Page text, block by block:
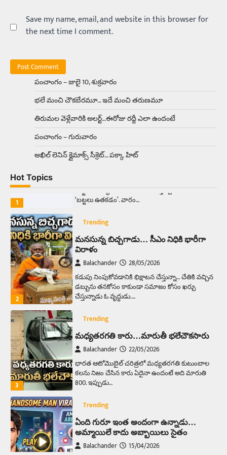
Save my name, email, and website in this browser for
the next time I comment.
పంచాంగం – జులై 10, శుక్రవారం
భలే మంచి చౌకబేరమూ… ఇదే మంచి తరుణమూ
తిరుమల వెళ్లేవారికి అలర్ట్‌…ఈరోజు రద్దీ ఎలా ఉందంటే
పంచాంగం – గురువారం
అఖిల్‌ లెనిన్ క్లైమాక్స్‌ సీక్రెట్‌… పక్కా హిట్‌
Hot Topics
అందంగా ఉంటారనే నానుడి…
Balachander
ఉత్తర ప్రదేశ్‌లోని ఝాన్సీ జిల్లాలో ఒక వింతైన రోడ్డు
ప్రమాదం చోటుచేసుకుంది. ఝాన్సీ–కాన్పూర్ జాతీయ
రహదారిపై వేల సంఖ్యలో బీరు…
1
Trending
అక్కడ ఆదివారం బట్టలు ఉతికితే…జైలుకే
సాఫ్ట్‌వేర్ ఉద్యోగి వరకు అందరికీ గుర్తొచ్చే మొదటి పని
‘బట్టలు ఉతకడం’. వారం…
2
Trending
మనసున్న బిచ్చగాడు… సీఎం నిధికి భారీగా
విరాళం
Balachander 28/05/2026
కడుపు నింపుకోవడానికి భిక్షాటన చేస్తున్నా… చేతికి వచ్చిన
డబ్బును తనకోసం కాకుండా సమాజం కోసం ఖర్చు
చేస్తున్నాడు ఓ వృద్ధుడు.…
3
Trending
మధ్యతరగతి కారు…మారుతీ భలేచౌకసారు
Balachander 22/05/2026
భారత ఆటోమొబైల్ చరిత్రలో మధ్యతరగతి కుటుంబాల
కలను నిజం చేసిన కారు ఏదైనా ఉందంటే అది మారుతి
800. ఇప్పుడు…
Trending
ఏంది గురూ ఇంత అందంగా ఉన్నాడు…
అమ్మాయిలే కాదు అబ్బాయిలు సైతం
Balachander 15/04/2026